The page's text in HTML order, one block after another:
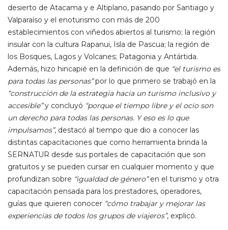
desierto de Atacama y e Altiplano, pasando por Santiago y
Valparaíso y el enoturismo con más de 200
establecimientos con viñedos abiertos al turismo; la región
insular con la cultura Rapanui, Isla de Pascua; la región de
los Bosques, Lagos y Volcanes; Patagonia y Antártida.
Además, hizo hincapié en la definición de que “el turismo es
para todas las personas”por lo que primero se trabajó en la
“construcción de la estrategia hacia un turismo inclusivo y
accesible”y concluyó “porque el tiempo libre y el ocio son
un derecho para todas las personas. Y eso es lo que
impulsamos”, destacó al tiempo que dio a conocer las
distintas capacitaciones que como herramienta brinda la
SERNATUR desde sus portales de capacitación que son
gratuitos y se pueden cursar en cualquier momento y que
profundizan sobre “igualdad de género”en el turismo y otra
capacitación pensada para los prestadores, operadores,
guías que quieren conocer “cómo trabajar y mejorar las
experiencias de todos los grupos de viajeros”, explicó.